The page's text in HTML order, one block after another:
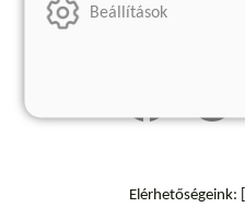
Elérhetőségeink:
Beállítások